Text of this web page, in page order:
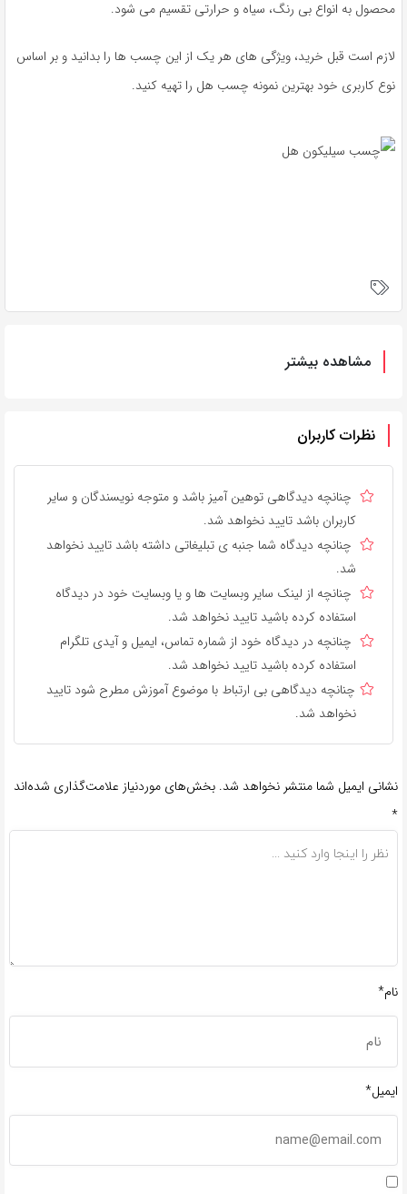
محصول به انواع بی رنگ، سیاه و حرارتی تقسیم می شود.
لازم است قبل خرید، ویژگی های هر یک از این چسب ها را بدانید و بر اساس
نوع کاربری خود بهترین نمونه چسب هل را تهیه کنید.
مشاهده بیشتر
نظرات کاربران
چنانچه دیدگاهی توهین آمیز باشد و متوجه نویسندگان و سایر
کاربران باشد تایید نخواهد شد.
چنانچه دیدگاه شما جنبه ی تبلیغاتی داشته باشد تایید نخواهد
شد.
چنانچه از لینک سایر وبسایت ها و یا وبسایت خود در دیدگاه
استفاده کرده باشید تایید نخواهد شد.
چنانچه در دیدگاه خود از شماره تماس، ایمیل و آیدی تلگرام
استفاده کرده باشید تایید نخواهد شد.
چنانچه دیدگاهی بی ارتباط با موضوع آموزش مطرح شود تایید
نخواهد شد.
نشانی ایمیل شما منتشر نخواهد شد. بخش‌های موردنیاز علامت‌گذاری شده‌اند
*
نام*
ایمیل*